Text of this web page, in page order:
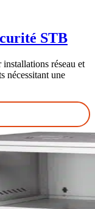
STB
réseau et
nécessitant une